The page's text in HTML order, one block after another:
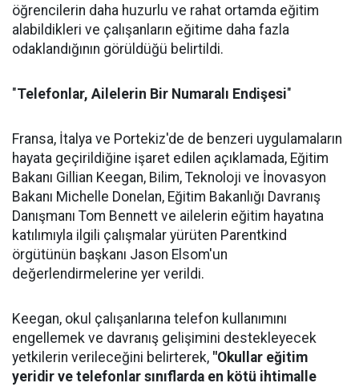
öğrencilerin daha huzurlu ve rahat ortamda eğitim
alabildikleri ve çalışanların eğitime daha fazla
odaklandığının görüldüğü belirtildi.
"Telefonlar, Ailelerin Bir Numaralı Endişesi"
Fransa, İtalya ve Portekiz'de de benzeri uygulamaların
hayata geçirildiğine işaret edilen açıklamada, Eğitim
Bakanı Gillian Keegan, Bilim, Teknoloji ve İnovasyon
Bakanı Michelle Donelan, Eğitim Bakanlığı Davranış
Danışmanı Tom Bennett ve ailelerin eğitim hayatına
katılımıyla ilgili çalışmalar yürüten Parentkind
örgütünün başkanı Jason Elsom'un
değerlendirmelerine yer verildi.
Keegan, okul çalışanlarına telefon kullanımını
engellemek ve davranış gelişimini destekleyecek
yetkilerin verileceğini belirterek, "Okullar eğitim
yeridir ve telefonlar sınıflarda en kötü ihtimalle